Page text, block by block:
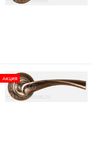
Акция